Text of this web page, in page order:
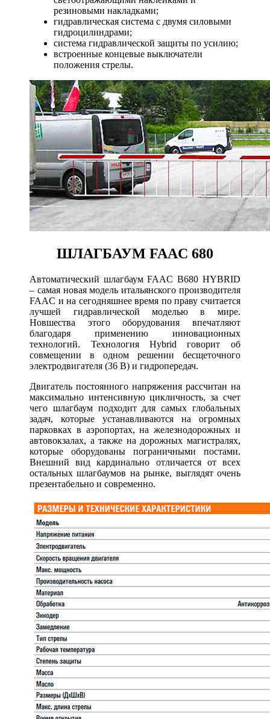
резиновыми накладками;
гидравлическая система с двумя силовыми
гидроцилиндрами;
система гидравлической защиты по усилию;
встроенные концевые выключатели
положения стрелы.
ШЛАГБАУМ FAAC 680
Автоматический шлагбаум FAAC B680 HYBRID
– самая новая модель итальянского производителя
FAAC и на сегодняшнее время по праву считается
лучшей гидравлической моделью в мире.
Новшества этого оборудования впечатляют
благодаря применению инновационных
технологий. Технология Hybrid говорит об
совмещении в одном решении бесщеточного
электродвигателя (36 В) и гидропередач.
Двигатель постоянного напряжения рассчитан на
максимально интенсивную цикличность, за счет
чего шлагбаум подходит для самых глобальных
задач, которые устанавливаются на огромных
парковках в аэропортах, на железнодорожных и
автовокзалах, а также на дорожных магистралях,
которые оборудованы пограничными постами.
Внешний вид кардинально отличается от всех
остальных шлагбаумов на рынке, выглядят очень
презентабельно и современно.